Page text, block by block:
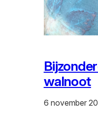
walnoot
6 november